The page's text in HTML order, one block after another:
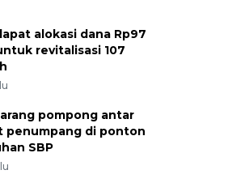
alokasi dana Rp97
revitalisasi 107
pompong antar
penumpang di ponton
SBP